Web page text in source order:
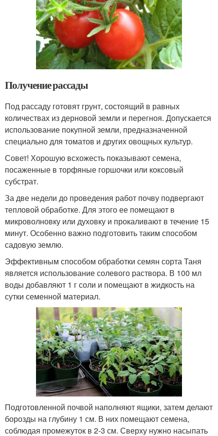
Получение рассады
Под рассаду готовят грунт, состоящий в равных
количествах из дерновой земли и перегноя. Допускается
использование покупной земли, предназначенной
специально для томатов и других овощных культур.
Совет! Хорошую всхожесть показывают семена,
посаженные в торфяные горшочки или коксовый
субстрат.
За две недели до проведения работ почву подвергают
тепловой обработке. Для этого ее помещают в
микроволновку или духовку и прокаливают в течение 15
минут. Особенно важно подготовить таким способом
садовую землю.
Эффективным способом обработки семян сорта Таня
является использование солевого раствора. В 100 мл
воды добавляют 1 г соли и помещают в жидкость на
сутки семенной материал.
Подготовленной почвой наполняют ящики, затем делают
борозды на глубину 1 см. В них помещают семена,
соблюдая промежуток в 2-3 см. Сверху нужно насыпать